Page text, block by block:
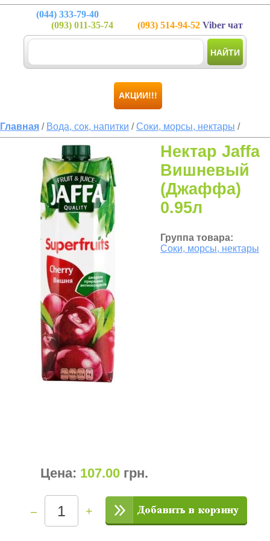
(044) 333-79-40
(093) 011-35-74 (093) 514-94-52 Viber чат
НАЙТИ
АКЦИИ!!!
Главная / Вода, сок, напитки /Соки, морсы, нектары /
Нектар Jaffa
Вишневый
(Джаффа)
0.95л
Группа товара:
Соки, морсы, нектары
Цена: 107.00 грн.
– +